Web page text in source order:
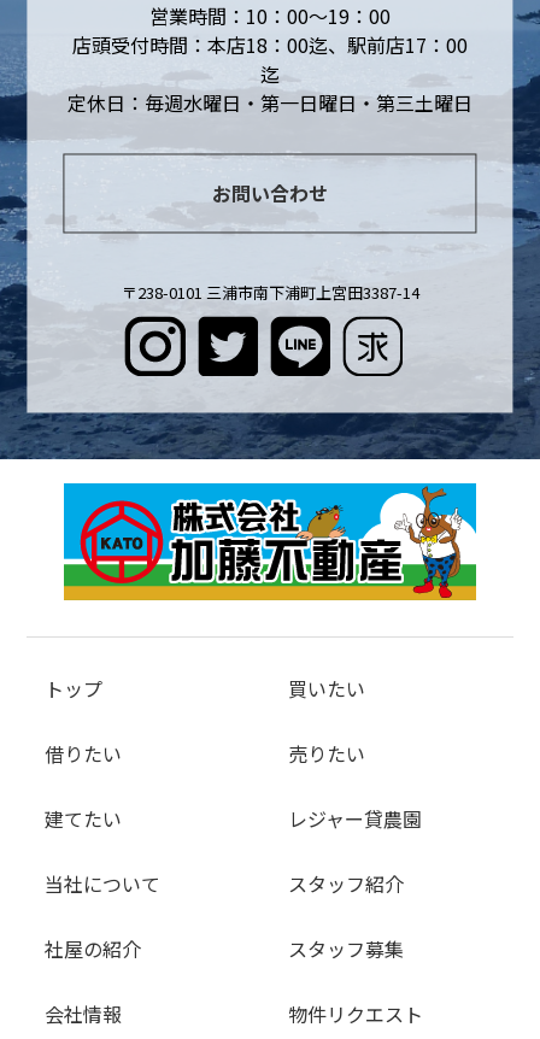
営業時間：10：00～19：00
店頭受付時間：本店18：00迄、駅前店17：00
迄
定休日：毎週水曜日・第一日曜日・第三土曜日
お問い合わせ
〒238-0101 三浦市南下浦町上宮田3387-14
トップ 買いたい
借りたい 売りたい
建てたい レジャー貸農園
当社について スタッフ紹介
社屋の紹介 スタッフ募集
会社情報 物件リクエスト